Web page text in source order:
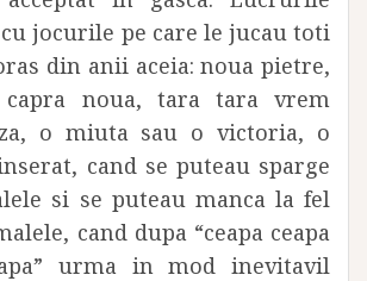
jocurile pe care le jucau toti
din anii aceia: noua pietre,
noua, tara tara vrem
o miuta sau o victoria, o
cand se puteau sparge
si se puteau manca la fel
cand dupa “ceapa ceapa
urma in mod inevitavil